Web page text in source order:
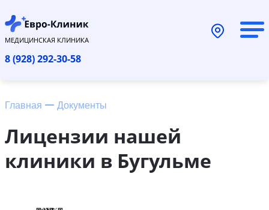
МЕДИЦИНСКАЯ КЛИНИКА
8 (928) 292-30-58
Главная Документы
Лицензии нашей
клиники в Бугульме